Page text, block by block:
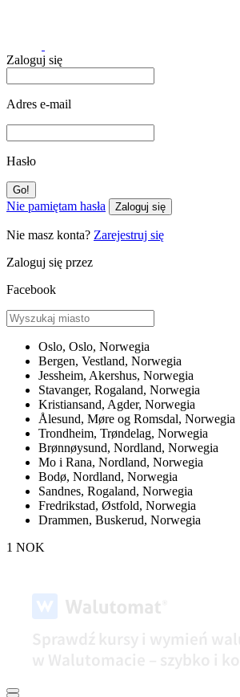
Zaloguj się
Adres e-mail
Hasło
Nie pamiętam hasła Zaloguj się
Nie masz konta? Zarejestruj się
Zaloguj się przez
Facebook
Oslo, Oslo, Norwegia
Bergen, Vestland, Norwegia
Jessheim, Akershus, Norwegia
Stavanger, Rogaland, Norwegia
Kristiansand, Agder, Norwegia
Ålesund, Møre og Romsdal, Norwegia
Trondheim, Trøndelag, Norwegia
Brønnøysund, Nordland, Norwegia
Mo i Rana, Nordland, Norwegia
Bodø, Nordland, Norwegia
Sandnes, Rogaland, Norwegia
Fredrikstad, Østfold, Norwegia
Drammen, Buskerud, Norwegia
1 NOK